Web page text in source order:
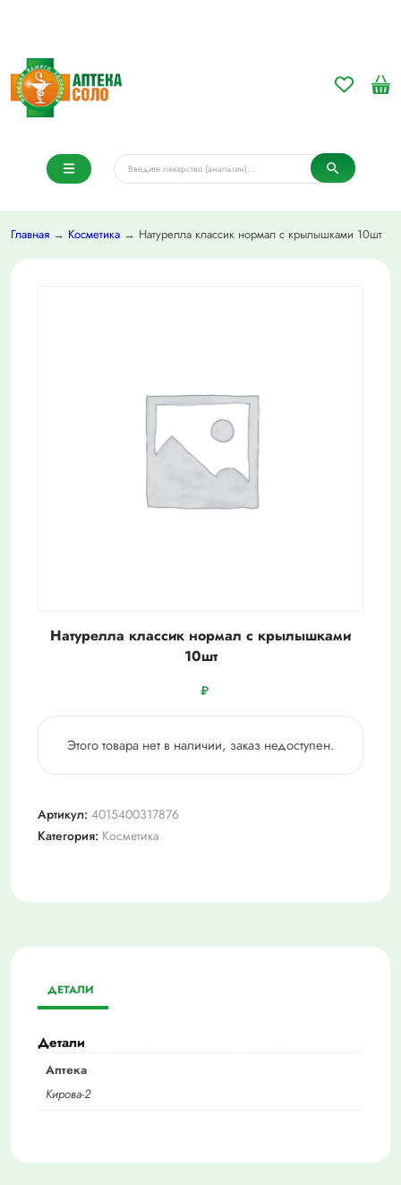
Главная → Косметика → Натурелла классик нормал с крылышками 10шт
Натурелла классик нормал с крылышками
10шт
₽
Этого товара нет в наличии, заказ недоступен.
Артикул: 4015400317876
Категория: Косметика
ДЕТАЛИ
Детали
Аптека
Кирова-2